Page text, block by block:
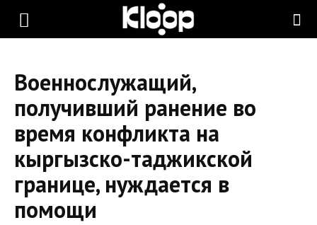
KLOOP.KG
Новости
Кыргызстана
Военнослужащий,
получивший ранение во
время конфликта на
кыргызско-таджикской
границе, нуждается в
помощи